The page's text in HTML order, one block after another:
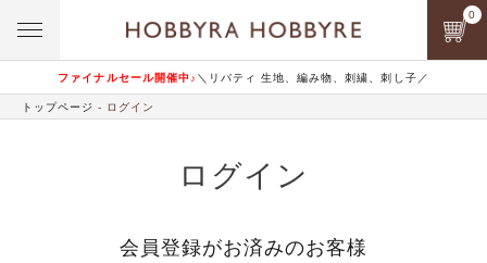
ファイナルセール開催中♪ ＼リバティ 生地、編み物、刺繍、刺し子／
0
トップページ ログイン
ログイン
会員登録がお済みのお客様